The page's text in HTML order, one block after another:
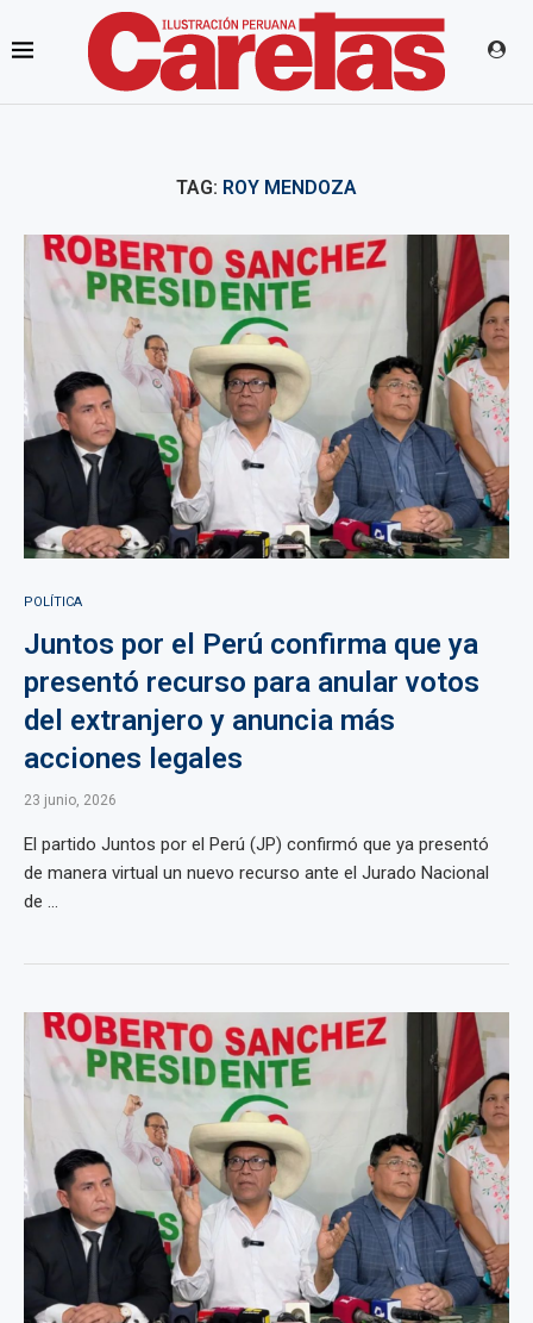
TAG: ROY MENDOZA
POLÍTICA
Juntos por el Perú confirma que ya
presentó recurso para anular votos
del extranjero y anuncia más
acciones legales
23 junio, 2026
El partido Juntos por el Perú (JP) confirmó que ya presentó
de manera virtual un nuevo recurso ante el Jurado Nacional
de ...